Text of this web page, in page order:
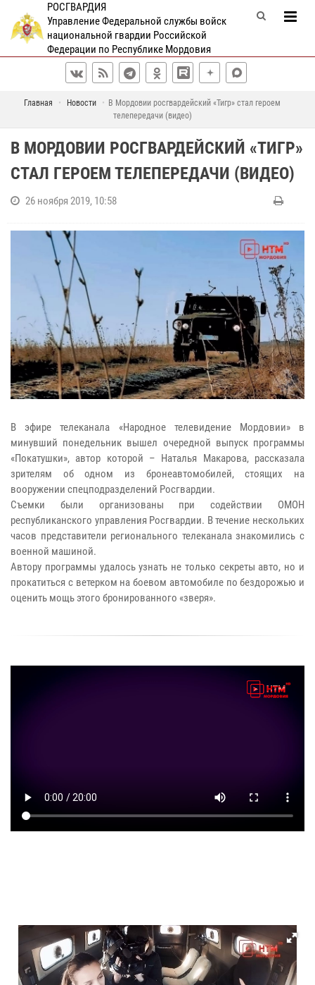
РОСГВАРДИЯ
Управление Федеральной службы войск
национальной гвардии Российской
Федерации по Республике Мордовия
Главная Новости
В Мордовии росгвардейский «Тигр» стал героем
телепередачи (видео)
В МОРДОВИИ РОСГВАРДЕЙСКИЙ «ТИГР»
СТАЛ ГЕРОЕМ ТЕЛЕПЕРЕДАЧИ (ВИДЕО)
26 ноября 2019, 10:58
В эфире телеканала «Народное телевидение Мордовии» в
минувший понедельник вышел очередной выпуск программы
«Покатушки», автор которой – Наталья Макарова, рассказала
зрителям об одном из бронеавтомобилей, стоящих на
вооружении спецподразделений Росгвардии.
Съемки были организованы при содействии ОМОН
республиканского управления Росгвардии. В течение нескольких
часов представители регионального телеканала знакомились с
военной машиной.
Автору программы удалось узнать не только секреты авто, но и
прокатиться с ветерком на боевом автомобиле по бездорожью и
оценить мощь этого бронированного «зверя».